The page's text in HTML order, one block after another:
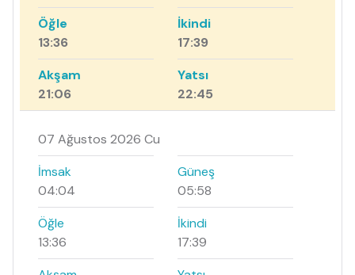
Öğle
13:36
İkindi
17:39
Akşam
21:06
Yatsı
22:45
07 Ağustos 2026 Cu
İmsak
04:04
Güneş
05:58
Öğle
13:36
İkindi
17:39